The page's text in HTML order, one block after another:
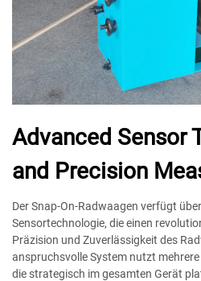
Advanced Sensor
and Precision
Der Snap-On-Radwaagen verfügt
Sensortechnologie, die einen
Präzision und Zuverlässigkeit des
anspruchsvolle System nutzt
die strategisch im gesamten Gerät